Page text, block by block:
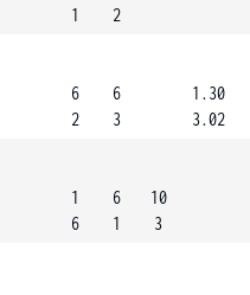
1
2
6
2
6
3
1.30
3.02
1
6
6
1
10
3